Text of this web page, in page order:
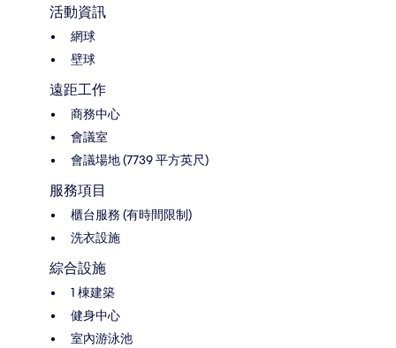
活動資訊
網球
壁球
遠距工作
商務中心
會議室
會議場地 (7739 平方英尺)
服務項目
櫃台服務 (有時間限制)
洗衣設施
綜合設施
1 棟建築
健身中心
室內游泳池